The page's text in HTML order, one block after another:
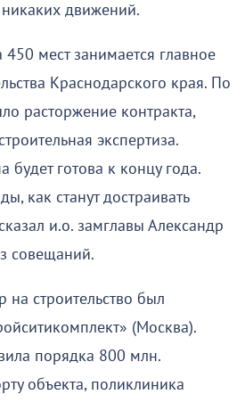
движений.
мест занимается главное
Краснодарского края. По
расторжение контракта,
экспертиза.
будет готова к концу года.
как станут достраивать
и.о. замглавы Александр
совещаний.
на строительство был
(Москва).
порядка 800 млн.
объекта, поликлиника